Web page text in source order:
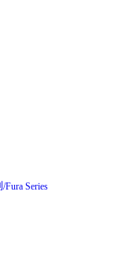
Fura Series